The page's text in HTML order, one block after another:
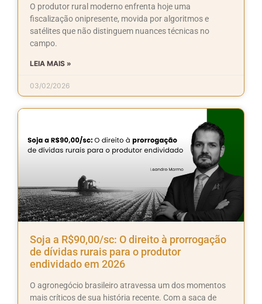
O produtor rural moderno enfrenta hoje uma
fiscalização onipresente, movida por algoritmos e
satélites que não distinguem nuances técnicas no
campo.
LEIA MAIS »
03/02/2026
Soja a R$90,00/sc: O direito à prorrogação
de dívidas rurais para o produtor
endividado em 2026
O agronegócio brasileiro atravessa um dos momentos
mais críticos de sua história recente. Com a saca de